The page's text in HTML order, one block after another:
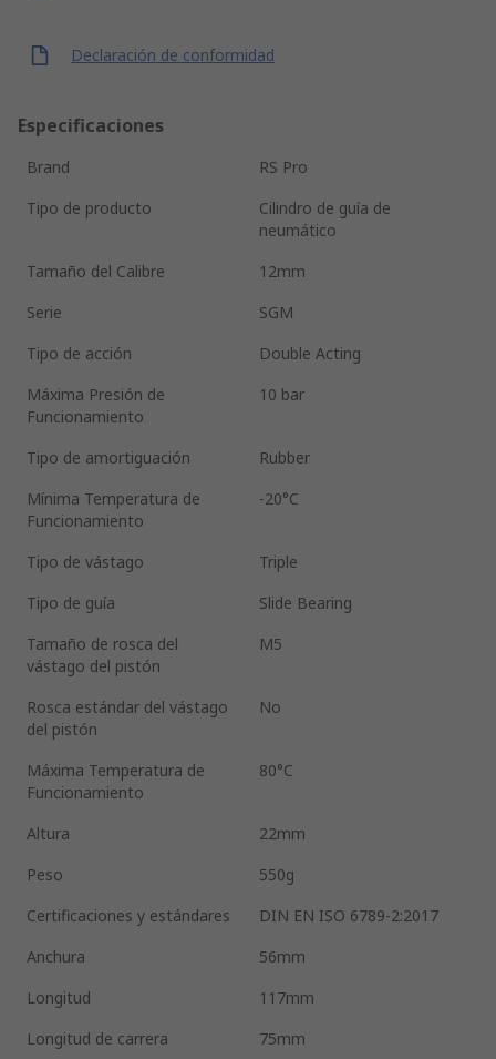
Declaración de conformidad
Especificaciones
Brand
RS Pro
Tipo de producto
Cilindro de guía de
neumático
Tamaño del Calibre
12mm
Serie
SGM
Tipo de acción
Double Acting
Máxima Presión de
Funcionamiento
10 bar
Tipo de amortiguación
Rubber
Mínima Temperatura de
Funcionamiento
-20°C
Tipo de vástago
Triple
Tipo de guía
Slide Bearing
Tamaño de rosca del
vástago del pistón
M5
Rosca estándar del vástago
del pistón
No
Máxima Temperatura de
Funcionamiento
80°C
Altura
22mm
Peso
550g
Certificaciones y estándares
DIN EN ISO 6789-2:2017
Anchura
56mm
Longitud
117mm
Longitud de carrera
75mm